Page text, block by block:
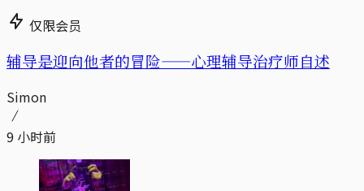
仅限会员
辅导是迎向他者的冒险——心理辅导治疗师自述
Simon
9 小时前